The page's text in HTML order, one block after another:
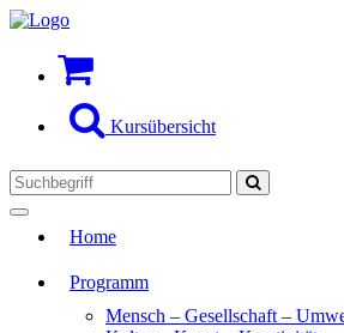
Kursübersicht
Toggle
navigationHome
Programm
Mensch – Gesellschaft –